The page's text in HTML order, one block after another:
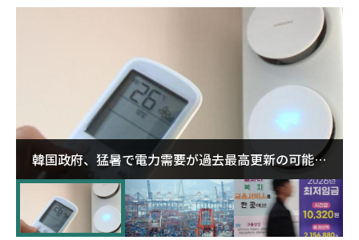
韓国政府、猛暑で電力需要が過去最高更新の可能性
に需給対応体制を点検